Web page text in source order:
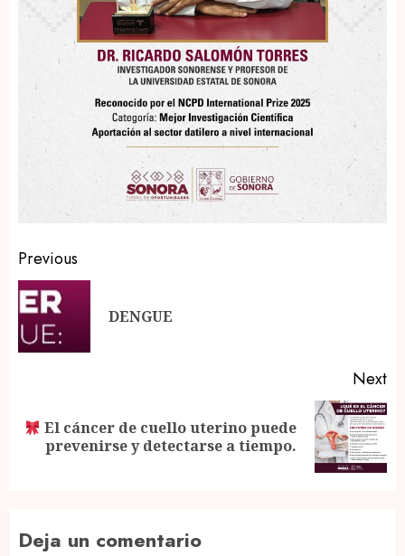
Post
navigation
Previous
DENGUE
Next
Next
post:
El cáncer de cuello uterino puede
prevenirse y detectarse a tiempo.
Deja un comentario